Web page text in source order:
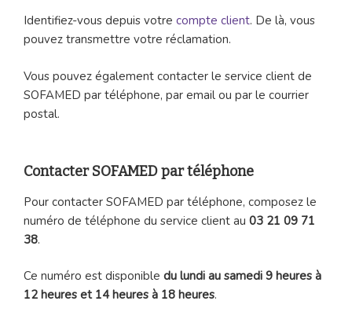
Identifiez-vous depuis votre compte client. De là, vous
pouvez transmettre votre réclamation.
Vous pouvez également contacter le service client de
SOFAMED par téléphone, par email ou par le courrier
postal.
Contacter SOFAMED par téléphone
Pour contacter SOFAMED par téléphone, composez le
numéro de téléphone du service client au 03 21 09 71
38.
Ce numéro est disponible du lundi au samedi 9 heures à
12 heures et 14 heures à 18 heures.